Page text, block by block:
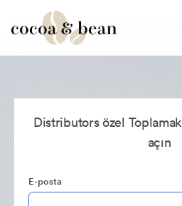
Distributors özel
açın
E-posta